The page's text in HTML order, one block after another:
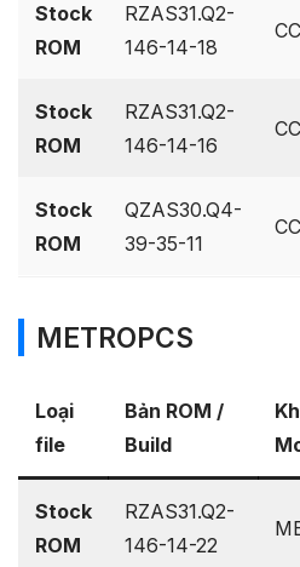
Stock
ROM
RZAS31.Q2-
146-14-18
CC
Stock
ROM
RZAS31.Q2-
146-14-16
CC
Stock
ROM
QZAS30.Q4-
39-35-11
CC
METROPCS
Loại
file
Bản ROM /
Build
Stock
ROM
RZAS31.Q2-
146-14-22